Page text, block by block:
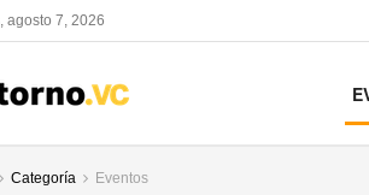
agosto 7, 2026
Categoría Eventos